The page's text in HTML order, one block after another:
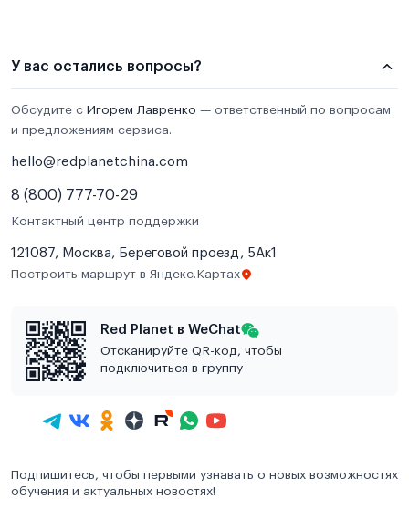
У вас остались вопросы?
Обсудите с Игорем Лавренко — ответственный по вопросам
и предложениям сервиса.
hello@redplanetchina.com
8 (800) 777-70-29
Контактный центр поддержки
121087, Москва, Береговой проезд, 5Ак1
Построить маршрут в Яндекс.Картах
Red Planet в WeChat
Отсканируйте QR-код, чтобы
подключиться в группу
Подпишитесь, чтобы первыми узнавать о новых возможностях
обучения и актуальных новостях!